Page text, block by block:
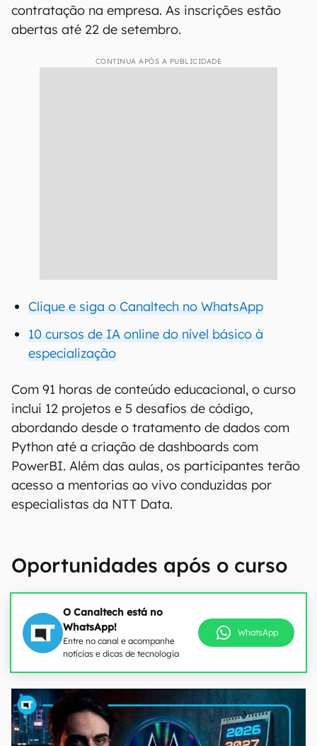
contratação na empresa. As inscrições estão
abertas até 22 de setembro.
CONTINUA APÓS A PUBLICIDADE
Clique e siga o Canaltech no WhatsApp
10 cursos de IA online do nível básico à
especialização
Com 91 horas de conteúdo educacional, o curso
inclui 12 projetos e 5 desafios de código,
abordando desde o tratamento de dados com
Python até a criação de dashboards com
PowerBI. Além das aulas, os participantes terão
acesso a mentorias ao vivo conduzidas por
especialistas da NTT Data.
Oportunidades após o curso
O Canaltech está no
WhatsApp!
Entre no canal e acompanhe
notícias e dicas de tecnologia
WhatsApp